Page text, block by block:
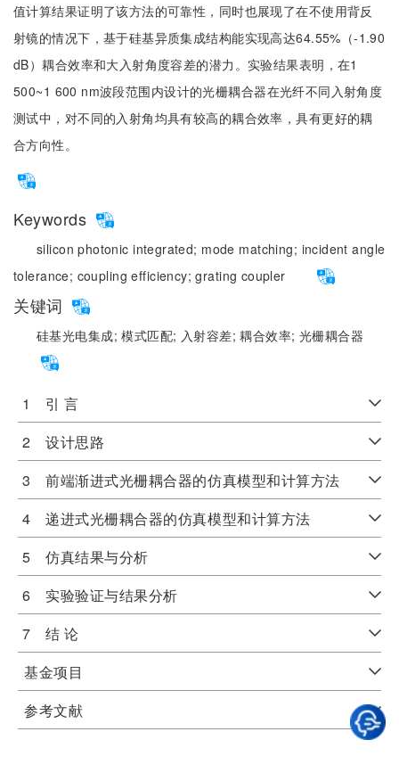
值计算结果证明了该方法的可靠性，同时也展现了在不使用背反
射镜的情况下，基于硅基异质集成结构能实现高达64.55%（-1.90
dB）耦合效率和大入射角度容差的潜力。实验结果表明，在1
500~1 600 nm波段范围内设计的光栅耦合器在光纤不同入射角度
测试中，对不同的入射角均具有较高的耦合效率，具有更好的耦
合方向性。
Keywords
silicon photonic integrated; mode matching; incident angle
tolerance; coupling efficiency;grating coupler
关键词
硅基光电集成;模式匹配; 入射容差;耦合效率; 光栅耦合器
1 引 言
2 设计思路
3 前端渐进式光栅耦合器的仿真模型和计算方法
4 递进式光栅耦合器的仿真模型和计算方法
5 仿真结果与分析
6 实验验证与结果分析
7 结 论
基金项目
参考文献